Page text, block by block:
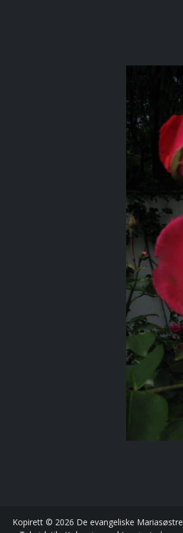
Kopirett © 2026 De evangeliske Mariasøstre